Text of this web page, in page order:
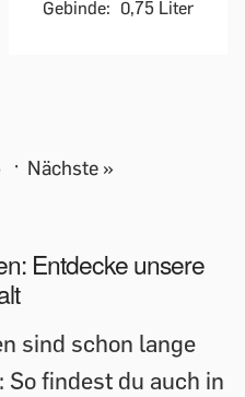
Gebinde: 0,75 Liter
· Nächste »
Entdecke unsere
sind schon lange
findest du auch in